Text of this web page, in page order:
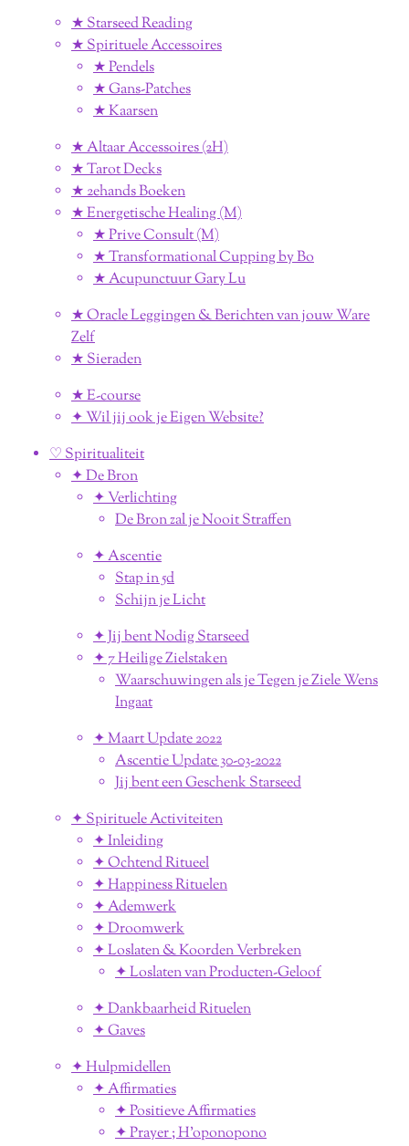
★ Starseed Reading
★ Spirituele Accessoires
★ Pendels
★ Gans-Patches
★ Kaarsen
★ Altaar Accessoires (2H)
★ Tarot Decks
★ 2ehands Boeken
★ Energetische Healing (M)
★ Prive Consult (M)
★ Transformational Cupping by Bo
★ Acupunctuur Gary Lu
★ Oracle Leggingen & Berichten van jouw Ware
Zelf
★ Sieraden
★ E-course
✦ Wil jij ook je Eigen Website?
♡ Spiritualiteit
✦ De Bron
✦ Verlichting
De Bron zal je Nooit Straffen
✦ Ascentie
Stap in 5d
Schijn je Licht
✦ Jij bent Nodig Starseed
✦ 7 Heilige Zielstaken
Waarschuwingen als je Tegen je Ziele Wens
Ingaat
✦ Maart Update 2022
Ascentie Update 30-03-2022
Jij bent een Geschenk Starseed
✦ Spirituele Activiteiten
✦ Inleiding
✦ Ochtend Ritueel
✦ Happiness Rituelen
✦ Ademwerk
✦ Droomwerk
✦ Loslaten & Koorden Verbreken
✦ Loslaten van Producten-Geloof
✦ Dankbaarheid Rituelen
✦ Gaves
✦ Hulpmidellen
✦ Affirmaties
✦ Positieve Affirmaties
✦ Prayer ; H'oponopono